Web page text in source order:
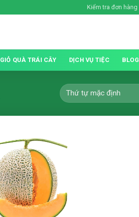
Kiểm tra đơn hàng
GIỎ QUÀ TRÁI CÂY DỊCH VỤ TIỆC BLOG